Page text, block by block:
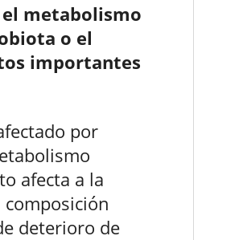
el metabolismo
o el
importantes
por
afecta a la
deterioro de